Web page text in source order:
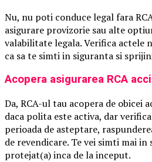
Nu, nu poti conduce legal fara
asigurare provizorie sau alte
valabilitate legala. Verifica actele
ca sa te simti in siguranta si
Acopera asigurarea RCA
Da, RCA-ul tau acopera de obicei
daca polita este activa, dar
perioada de asteptare,
de revendicare. Te vei simti mai
protejat(a) inca de la inceput.